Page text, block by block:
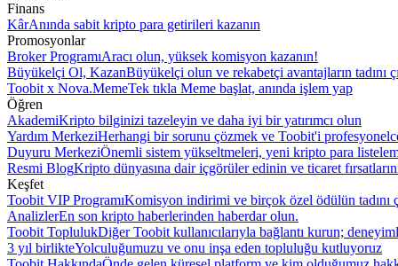
Finans
KârAnında sabit kripto para getirileri kazanın
Promosyonlar
Broker ProgramıAracı olun, yüksek komisyon kazanın!
Büyükelçi Ol, KazanBüyükelçi olun ve rekabetçi avantajların tadını
Toobit x Nova.MemeTek tıkla Meme başlat, anında işlem yap
Öğren
AkademiKripto bilginizi tazeleyin ve daha iyi bir yatırımcı olun
Yardım MerkeziHerhangi bir sorunu çözmek ve Toobit'i
Duyuru MerkeziÖnemli sistem yükseltmeleri, yeni kripto para
Resmi BlogKripto dünyasına dair içgörüler edinin ve ticaret
Keşfet
Toobit VIP ProgramıKomisyon indirimi ve birçok özel ödülün tadını
AnalizlerEn son kripto haberlerinden haberdar olun.
Toobit ToplulukDiğer Toobit kullanıcılarıyla bağlantı kurun;
3 yıl birlikteYolculuğumuzu ve onu inşa eden topluluğu kutluyoruz